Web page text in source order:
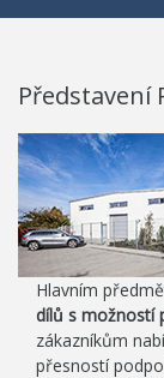
Představení
Hlavním
dílů s možností
zákazníkům
přesností